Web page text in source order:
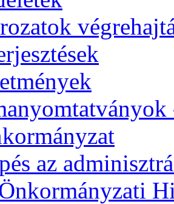
az